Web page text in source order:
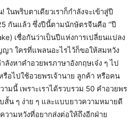
นพริบตาเดียวเราก็กำลังจะเข้าสู่ปี
กันแล้ว ซึ่งปีนี้ตามนักษัตรจีนคือ “ปี
เชื่อกันว่าเป็นปีแห่งการเปลี่ยนแปลง
า ใครที่แพลนอะไรไว้ก็ขอให้สมหวัง
ลังหาคำอวยพรภาษาอังกฤษเจ๋ง ๆ ไป
รือไปใช้อวยพรเจ้านาย ลูกค้า หรือคน
มนี้ เพราะเราได้รวบรวม 50 คำอวยพร
น ๆ ง่าย ๆ และแบบยาวความหมายดี
วามหวังที่อยากส่งต่อให้ถึงอีกฝ่าย